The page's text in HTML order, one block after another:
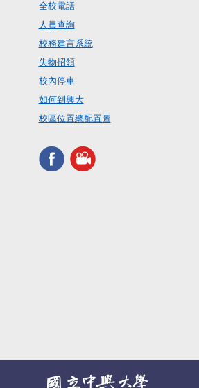
全校電話
人員查詢
校務建言系統
失物招領
校內停車
如何到興大
校區位置總配置圖